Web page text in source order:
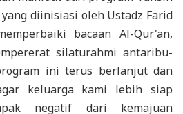
diinisiasi oleh Ustadz Farid
bacaan Al-Qur'an,
silaturahmi antaribu-
ini terus berlanjut dan
keluarga kami lebih siap
negatif dari kemajuan